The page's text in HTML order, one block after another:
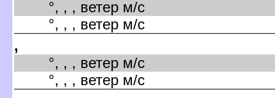
°, , , ветер м/с
°, , , ветер м/с
,
°, , , ветер м/с
°, , , ветер м/с